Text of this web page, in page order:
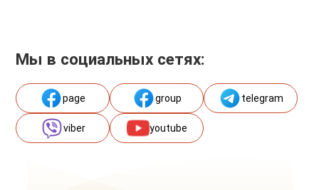
Мы в социальных сетях:
page group telegram
viber youtube